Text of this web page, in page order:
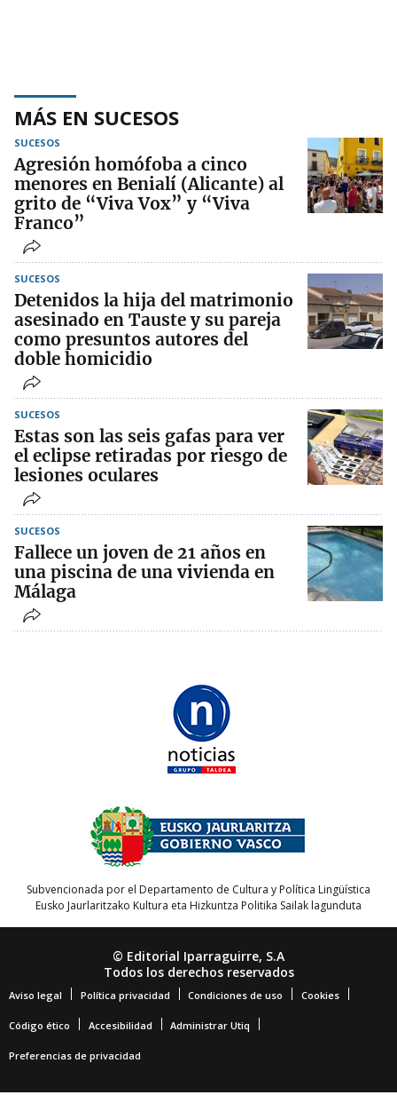
MÁS EN SUCESOS
SUCESOS
Agresión homófoba a cinco
menores en Benialí (Alicante) al
grito de “Viva Vox” y “Viva
Franco”
SUCESOS
Detenidos la hija del matrimonio
asesinado en Tauste y su pareja
como presuntos autores del
doble homicidio
SUCESOS
Estas son las seis gafas para ver
el eclipse retiradas por riesgo de
lesiones oculares
SUCESOS
Fallece un joven de 21 años en
una piscina de una vivienda en
Málaga
Subvencionada por el Departamento de Cultura y Política Lingüística
Eusko Jaurlaritzako Kultura eta Hizkuntza Politika Sailak lagunduta
© Editorial Iparraguirre, S.A
Todos los derechos reservados
Aviso legal Política privacidad Condiciones de uso Cookies
Código ético Accesibilidad Administrar Utiq
Preferencias de privacidad